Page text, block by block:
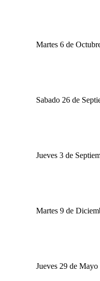
Martes 6 de
Sabado 26 de
Jueves 3 de
Martes 9 de
Jueves 29 de Mayo